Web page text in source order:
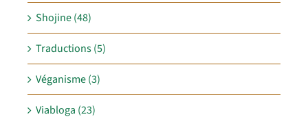
Shojine (48)
Traductions (5)
Véganisme (3)
Viabloga (23)